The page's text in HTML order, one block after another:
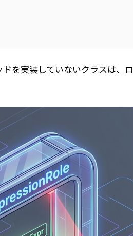
を実装していないクラスは、